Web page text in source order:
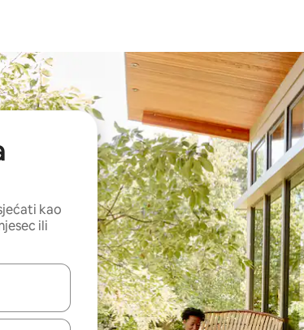
kao
ili
pregledati koristeći se strelicama prema gore i prema